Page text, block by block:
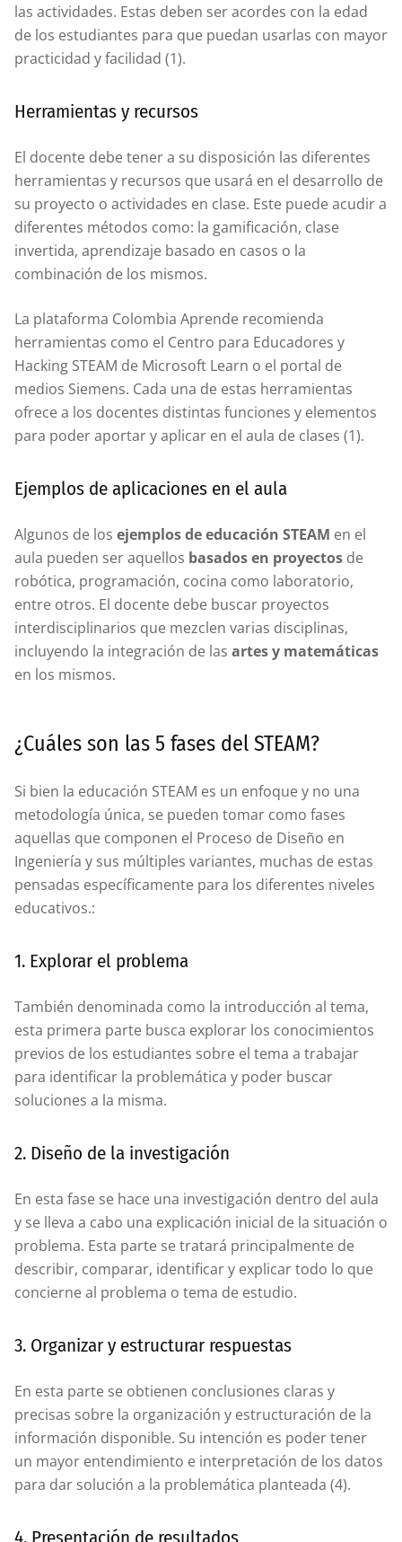
las actividades. Estas deben ser acordes con la edad
de los estudiantes para que puedan usarlas con mayor
practicidad y facilidad (1).
Herramientas y recursos
El docente debe tener a su disposición las diferentes
herramientas y recursos que usará en el desarrollo de
su proyecto o actividades en clase. Este puede acudir a
diferentes métodos como: la gamificación, clase
invertida, aprendizaje basado en casos o la
combinación de los mismos.
La plataforma Colombia Aprende recomienda
herramientas como el Centro para Educadores y
Hacking STEAM de Microsoft Learn o el portal de
medios Siemens. Cada una de estas herramientas
ofrece a los docentes distintas funciones y elementos
para poder aportar y aplicar en el aula de clases (1).
Ejemplos de aplicaciones en el aula
Algunos de los ejemplos de educación STEAM en el
aula pueden ser aquellos basados en proyectos de
robótica, programación, cocina como laboratorio,
entre otros. El docente debe buscar proyectos
interdisciplinarios que mezclen varias disciplinas,
incluyendo la integración de las artes y matemáticas
en los mismos.
¿Cuáles son las 5 fases del STEAM?
Si bien la educación STEAM es un enfoque y no una
metodología única, se pueden tomar como fases
aquellas que componen el Proceso de Diseño en
Ingeniería y sus múltiples variantes, muchas de estas
pensadas específicamente para los diferentes niveles
educativos.:
1. Explorar el problema
También denominada como la introducción al tema,
esta primera parte busca explorar los conocimientos
previos de los estudiantes sobre el tema a trabajar
para identificar la problemática y poder buscar
soluciones a la misma.
2. Diseño de la investigación
En esta fase se hace una investigación dentro del aula
y se lleva a cabo una explicación inicial de la situación o
problema. Esta parte se tratará principalmente de
describir, comparar, identificar y explicar todo lo que
concierne al problema o tema de estudio.
3. Organizar y estructurar respuestas
En esta parte se obtienen conclusiones claras y
precisas sobre la organización y estructuración de la
información disponible. Su intención es poder tener
un mayor entendimiento e interpretación de los datos
para dar solución a la problemática planteada (4).